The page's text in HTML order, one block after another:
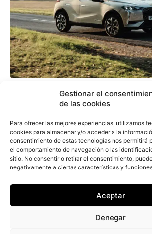
Gestionar el
de las cookies
Para ofrecer las mejores experiencias, utilizamos
cookies para almacenar y/o acceder a la
consentimiento de estas tecnologías nos permitirá
el comportamiento de navegación o las
sitio. No consentir o retirar el consentimiento,
negativamente a ciertas características y
Aceptar
Denegar
La inteligencia
ya es
serie: DS lo
sus modelos
Redacción - 19 de octubre de 2023
automóviles el sistema DS Iris
de inteligencia artificial (IA)